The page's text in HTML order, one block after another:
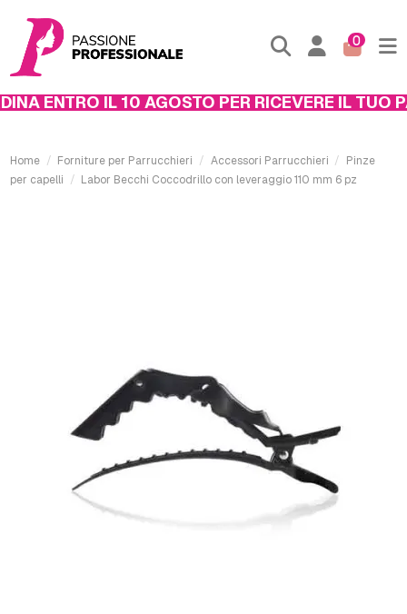
0
ENTRO IL 10 AGOSTO PER RICEVERE IL TUO
Home Forniture per Parrucchieri Accessori Parrucchieri
Pinze
per capelli
Labor Becchi Coccodrillo con leveraggio 110 mm 6 pz